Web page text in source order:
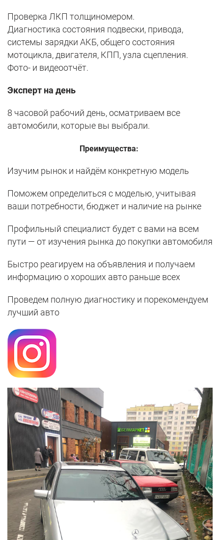
Проверка ЛКП толщиномером.
Диагностика состояния подвески, привода,
системы зарядки АКБ, общего состояния
мотоцикла, двигателя, КПП, узла сцепления.
Фото- и видеоотчёт.
Эксперт на день
8 часовой рабочий день, осматриваем все
автомобили, которые вы выбрали.
Преимущества:
Изучим рынок и найдём конкретную модель
Поможем определиться с моделью, учитывая
ваши потребности, бюджет и наличие на рынке
Профильный специалист будет с вами на всем
пути — от изучения рынка до покупки автомобиля
Быстро реагируем на объявления и получаем
информацию о хороших авто раньше всех
Проведем полную диагностику и порекомендуем
лучший авто